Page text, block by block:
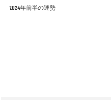
2024年前半の運勢